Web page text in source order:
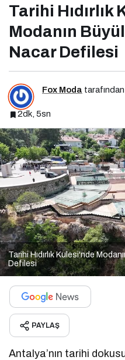
Tarihi Hıdırlık
Modanın
Nacar Defilesi
Fox Moda tarafından
2dk, 5sn
Tarihi Hıdırlık Kulesi'nde
Defilesi
PAYLAŞ
Antalya’nın tarihi